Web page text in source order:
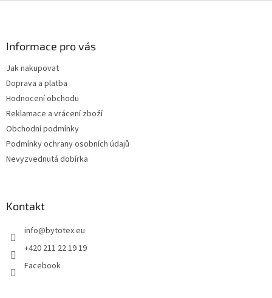
Informace pro vás
Jak nakupovat
Doprava a platba
Hodnocení obchodu
Reklamace a vrácení zboží
Obchodní podmínky
Podmínky ochrany osobních údajů
Nevyzvednutá dobírka
Kontakt
info@bytotex.eu
+420 211 22 19 19
Facebook